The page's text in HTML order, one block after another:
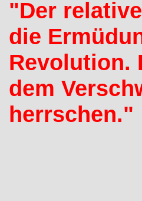
"Der
die
Revolution.
dem
herrschen."